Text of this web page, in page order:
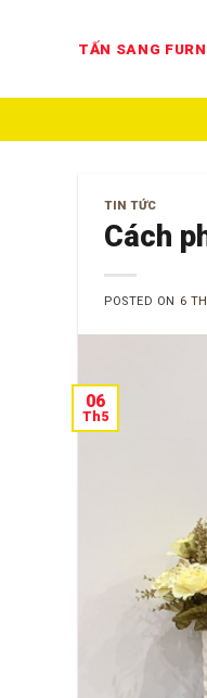
TẤN SANG
TIN TỨC
Cách
POSTED ON 6
06
Th5